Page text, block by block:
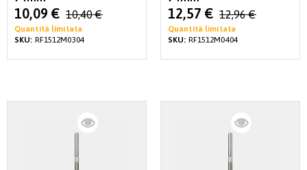
Special
Price
10,09 € 10,40 €
Quantità limitata
SKU: RF1512M0304
Special
Price
12,57 € 12,96 €
Quantità limitata
SKU: RF1512M0404